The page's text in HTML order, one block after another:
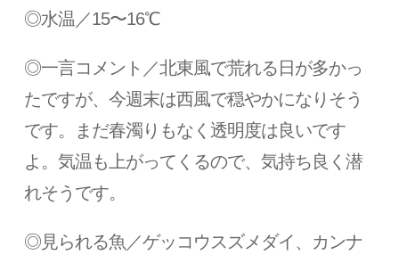
◎水温／15〜16℃
◎一言コメント／北東風で荒れる日が多かっ
たですが、今週末は西風で穏やかになりそう
です。まだ春濁りもなく透明度は良いです
よ。気温も上がってくるので、気持ち良く潜
れそうです。
◎見られる魚／ゲッコウスズメダイ、カンナ